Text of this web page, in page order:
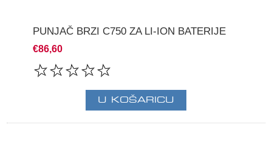
PUNJAČ BRZI C750 ZA LI-ION BATERIJE
€86,60